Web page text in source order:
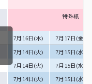
特殊紙（A
7月16日(木) 7月17日(金)
7月14日(火)
7月15日(水)
7月14日(火)
7月15日(水)
7月14日(火)
7月15日(水)